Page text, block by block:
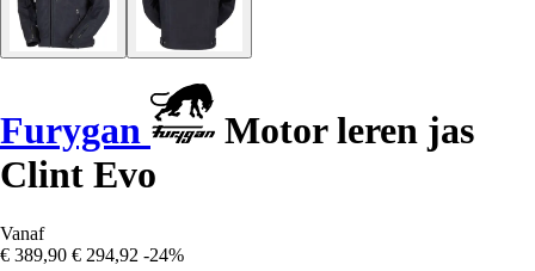
Furygan
Motor leren jas
Clint Evo
Vanaf
€ 389,90 € 294,92 -24%